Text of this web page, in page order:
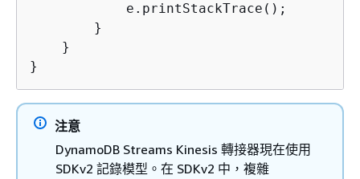
            e.printStackTrace();
        }
    }
}
注意
DynamoDB Streams Kinesis 轉接器現在使用
SDKv2 記錄模型。在 SDKv2 中，複雜